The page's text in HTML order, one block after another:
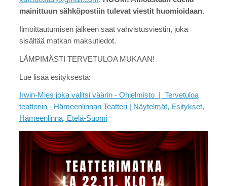
mainittuun sähköpostiin tulevat viestit huomioidaan.
Ilmoittautumisen jälkeen saat vahvistusviestin, joka
sisältää matkan maksutiedot.
LÄMPIMÄSTI TERVETULOA MUKAAN!
Lue lisää esityksestä:
Irwin-Mies joka valitsi väärin - Ohjelmisto | Tervetuloa
teatteriin - Hämeenlinnan Teatteri | Näytelmät, Esitykset,
Hämeenlinna, Etelä-Suomi